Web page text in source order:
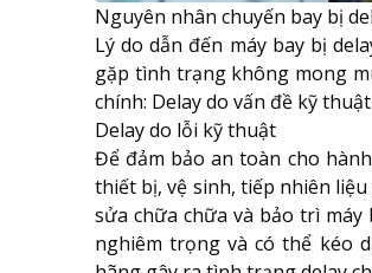
Nguyên nhân chuyến bay bị
Lý do dẫn đến máy bay bị
gặp tình trạng không mong
chính: Delay do vấn đề kỹ
Delay do lỗi kỹ thuật
Để đảm bảo an toàn cho
thiết bị, vệ sinh, tiếp nhiên
sửa chữa chữa và bảo trì
nghiêm trọng và có thể kéo